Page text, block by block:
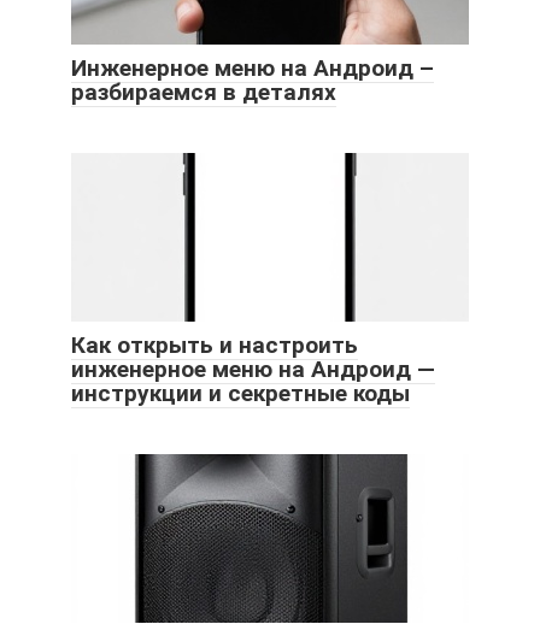
Инженерное меню на Андроид –
разбираемся в деталях
Как открыть и настроить
инженерное меню на Андроид —
инструкции и секретные коды